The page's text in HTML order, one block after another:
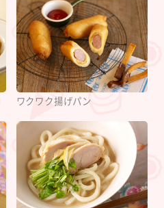
ワクワク揚げパン